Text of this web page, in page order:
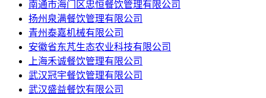
南通市海门区忠恒餐饮管理有限公司
扬州泉满餐饮管理有限公司
青州泰嘉机械有限公司
安徽省东芃生态农业科技有限公司
上海禾诚餐饮管理有限公司
武汉冠宇餐饮管理有限公司
武汉盛益餐饮有限公司